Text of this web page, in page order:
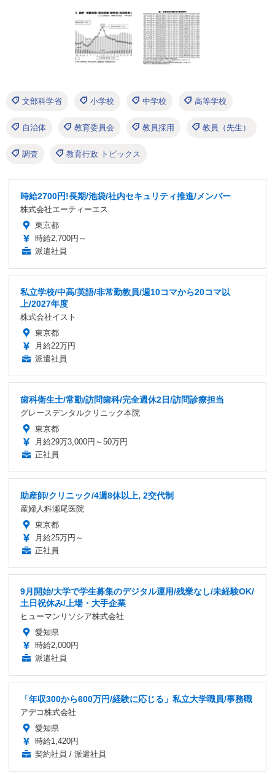
文部科学省 小学校 中学校 高等学校
自治体 教育委員会 教員採用 教員（先生）
調査 教育行政 トピックス
時給2700円!長期/池袋/社内セキュリティ推進/メンバー
株式会社エーティーエス
東京都
時給2,700円～
派遣社員
私立学校/中高/英語/非常勤教員/週10コマから20コマ以
上/2027年度
株式会社イスト
東京都
月給22万円
派遣社員
歯科衛生士/常勤/訪問歯科/完全週休2日/訪問診療担当
グレースデンタルクリニック本院
東京都
月給29万3,000円～50万円
正社員
助産師/クリニック/4週8休以上, 2交代制
産婦人科瀬尾医院
東京都
月給25万円～
正社員
9月開始/大学で学生募集のデジタル運用/残業なし/未経験OK/
土日祝休み/上場・大手企業
ヒューマンリソシア株式会社
愛知県
時給2,000円
派遣社員
「年収300から600万円/経験に応じる」私立大学職員/事務職
アデコ株式会社
愛知県
時給1,420円
契約社員 / 派遣社員